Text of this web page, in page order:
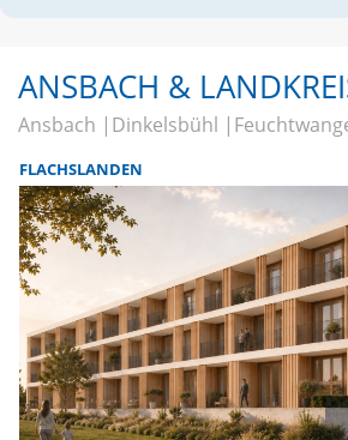
ANSBACH &
Ansbach Dinkelsbühl
FLACHSLANDEN